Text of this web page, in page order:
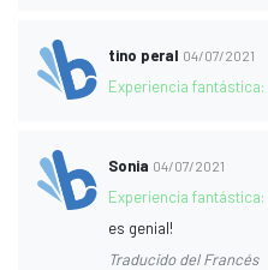
tino peral 04/07/2021
Experiencia fantástica:
Sonia 04/07/2021
Experiencia fantástica:
es genial!
Traducido del Francés